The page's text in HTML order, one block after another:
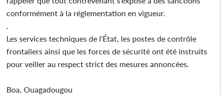
conformément à la réglementation en vigueur.
Les services techniques de l’État, les postes de contrôle
frontaliers ainsi que les forces de sécurité ont été instruits
pour veiller au respect strict des mesures annoncées.
Boa, Ouagadougou